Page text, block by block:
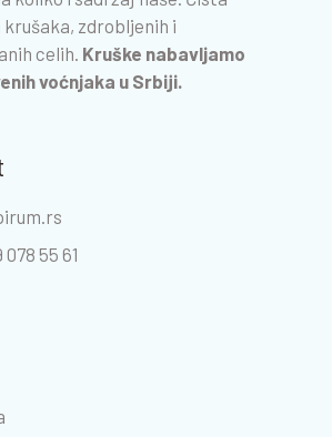
zdrobljenih i
celih. Kruške nabavljamo
voćnjaka u Srbiji.
078 55 61